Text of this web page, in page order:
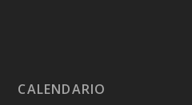
CALENDARIO